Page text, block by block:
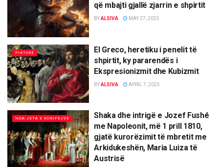
që mbajti gjallë zjarrin e shpirtit
BYALSIVA MAY 27, 2025
PIKTURË
El Greco, heretiku i penelit të
shpirtit, ky pararendës i
Ekspresionizmit dhe Kubizmit
BYALSIVA APRIL 7, 2025
NGA JETA E KORIFEJVE
Shaka dhe intrigë e Jozef Fushé
me Napoleonit, më 1 prill 1810,
gjatë kurorëzimit të mbretit me
Arkidukeshën, Maria Luiza të
Austrisë